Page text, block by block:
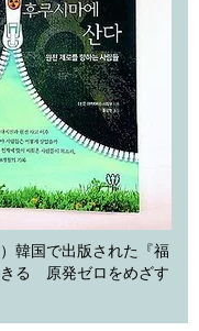
）韓国で出版された『福
る 原発ゼロをめざす